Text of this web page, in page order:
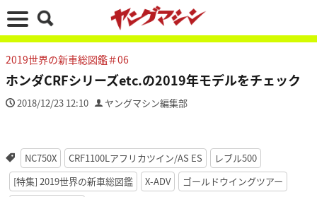
2019世界の新車総図鑑＃06
ホンダCRFシリーズetc.の2019年モデルをチェック
2018/12/23 12:10 ヤングマシン編集部
NC750X CRF1100Lアフリカツイン/AS ES
レブル500
[特集] 2019世界の新車総図鑑
X-ADV
ゴールドウイングツアー